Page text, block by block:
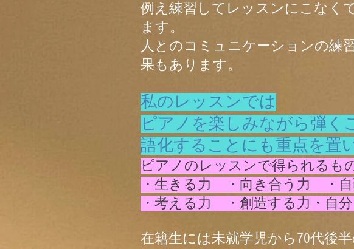
例え練習してレッスンにこなく
ます。
人とのコミュニケーションの練
果もあります。
私のレッスンでは
ピアノを楽しみながら弾
語化することにも重点を置
ピアノのレッスンで得られるも
・生きる力 ・向き合う力 ・自
・考える力 ・創造する力・自分
在籍生には未就学児から70代後